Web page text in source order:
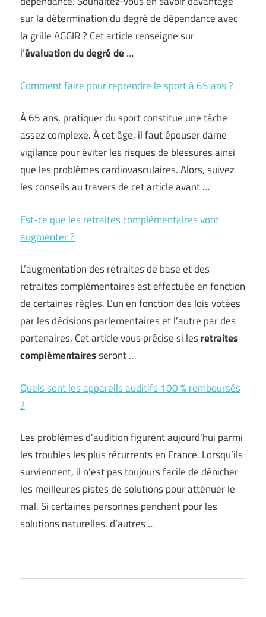
sur la détermination du degré de dépendance avec
la grille AGGIR ? Cet article renseigne sur
l’évaluation du degré de …
Comment faire pour reprendre le sport à 65 ans ?
À 65 ans, pratiquer du sport constitue une tâche
assez complexe. À cet âge, il faut épouser dame
vigilance pour éviter les risques de blessures ainsi
que les problèmes cardiovasculaires. Alors, suivez
les conseils au travers de cet article avant …
Est-ce que les retraites complémentaires vont
augmenter ?
L’augmentation des retraites de base et des
retraites complémentaires est effectuée en fonction
de certaines règles. L’un en fonction des lois votées
par les décisions parlementaires et l’autre par des
partenaires. Cet article vous précise si lesretraites
complémentairesseront …
Quels sont les appareils auditifs 100 % remboursés
?
Les problèmes d’audition figurent aujourd’hui parmi
les troubles les plus récurrents en France. Lorsqu’ils
surviennent, il n’est pas toujours facile de dénicher
les meilleures pistes de solutions pour atténuer le
mal. Si certaines personnes penchent pour les
solutions naturelles, d’autres …